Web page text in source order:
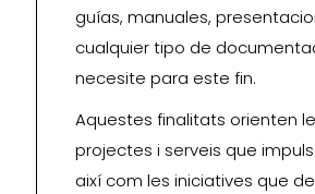
guías, manuales,
cualquier tipo de
necesite para este fin.
Aquestes finalitats orienten
projectes i serveis que
així com les iniciatives que